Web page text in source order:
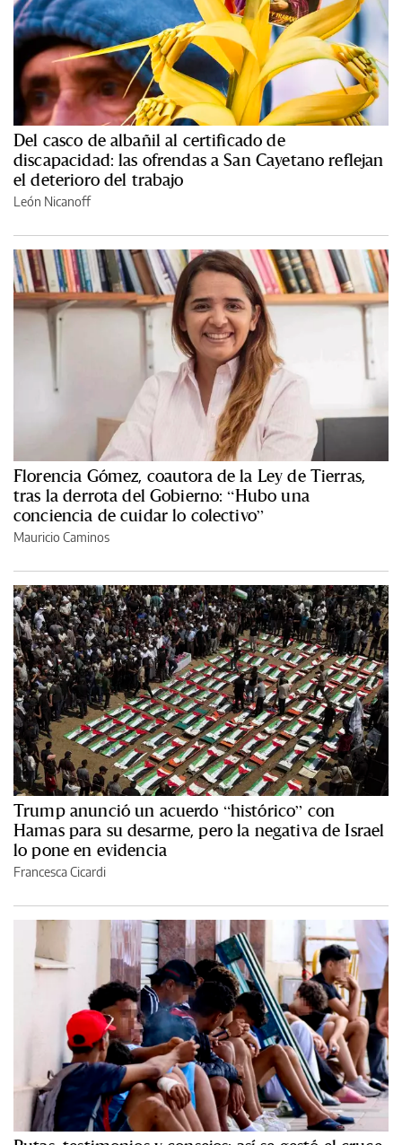
Del casco de albañil al certificado de
discapacidad: las ofrendas a San Cayetano reflejan
el deterioro del trabajo
León Nicanoff
Florencia Gómez, coautora de la Ley de Tierras,
tras la derrota del Gobierno: “Hubo una
conciencia de cuidar lo colectivo”
Mauricio Caminos
Trump anunció un acuerdo “histórico” con
Hamas para su desarme, pero la negativa de Israel
lo pone en evidencia
Francesca Cicardi